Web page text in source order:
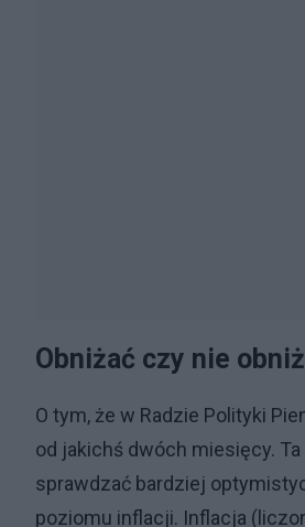
Obniżać czy nie
O tym, że w Radzie Polityki
od jakichś dwóch miesięcy.
sprawdzać bardziej
poziomu inflacji. Inflacja